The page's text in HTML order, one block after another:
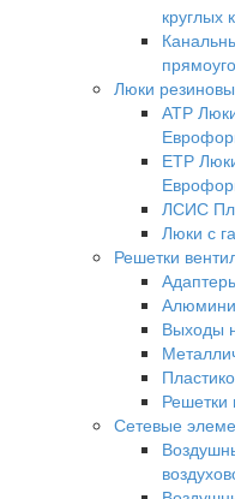
круглых
Люки
АТР
ЕТР
ЛСИС
Люки с
Решетки
Выходы
Сетевые